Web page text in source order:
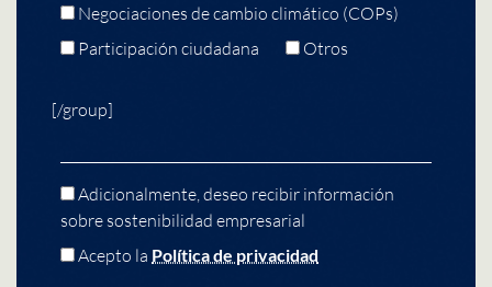
Negociaciones de cambio climático (COPs)
Participación ciudadana
Otros
[/group]
Adicionalmente, deseo recibir información
sobre sostenibilidad empresarial
Acepto la Política de privacidad